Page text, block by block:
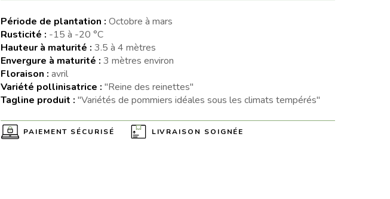
Période de plantation : Octobre à mars
Rusticité : -15 à -20 °C
Hauteur à maturité : 3.5 à 4 mètres
Envergure à maturité : 3 mètres environ
Floraison : avril
Variété pollinisatrice : "Reine des reinettes"
Tagline produit : "Variétés de pommiers idéales sous les climats tempérés"
PAIEMENT SÉCURISÉ LIVRAISON SOIGNÉE